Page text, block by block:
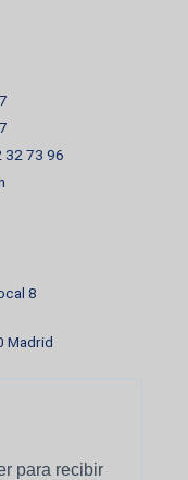
32 73 96
8
Madrid
para recibir